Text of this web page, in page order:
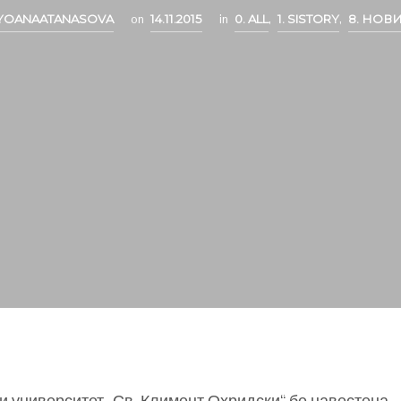
on 14.11.2015 in 0. ALL, 1. SISTORY, 8.